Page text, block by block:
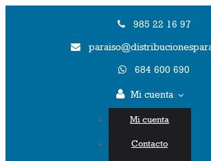
985 22 16 97
684 600 690
Mi cuenta
Mi cuenta
Contacto